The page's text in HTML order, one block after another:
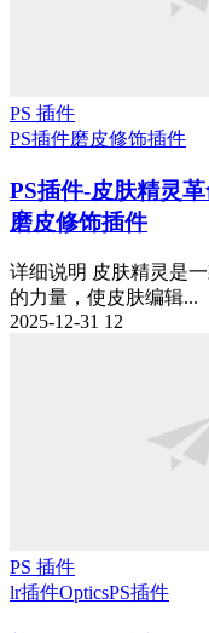
PS 插件
PS插件磨皮修饰插件
PS插件-皮肤精灵
磨皮修饰插件
详细说明 皮肤精灵是
的力量，使皮肤编辑...
2025-12-31 12
PS 插件
lr插件OpticsPS插件